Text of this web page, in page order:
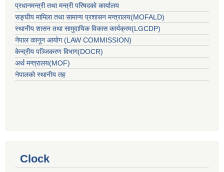
प्रधानमन्त्री तथा मन्त्री परिषदकाे कार्यालय
सङ्घीय मामिला तथा सामान्य प्रशासन मन्त्रालय(MOFALD)
स्थानीय शासन तथा सामुदायिक विकास कार्यक्रम(LGCDP)
नेपाल कानून आयोग (LAW COMMISSION)
केन्‍द्रीय पञ्‍जिकरण विभाग(DOCR)
अर्थ मन्‍त्रालय(MOF)
नेपालको स्थानीय तह
Clock